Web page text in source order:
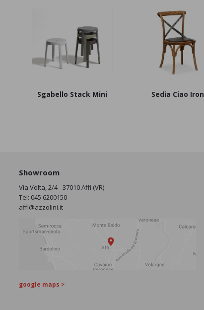
Sgabello Stack Mini Sedia Ciao Iron
Showroom
Via Volta, 2/4 - 37010 Affi (VR)
Tel: 045 6200150
affi@azzolini.it
google maps >